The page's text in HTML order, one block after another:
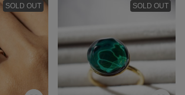
SOLD OUT SOLD OUT